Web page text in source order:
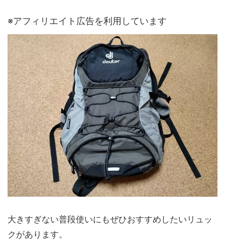
※アフィリエイト広告を利用しています
大きすぎない普段使いにもぜひおすすめしたいリュッ
クがあります。